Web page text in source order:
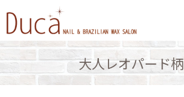
大人レオパード